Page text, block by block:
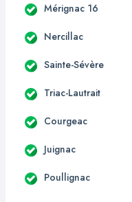
Mérignac 16
Nercillac
Sainte-Sévère
Triac-Lautrait
Courgeac
Juignac
Poullignac